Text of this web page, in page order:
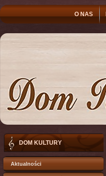
O NAS
DOM KULTURY
Aktualności